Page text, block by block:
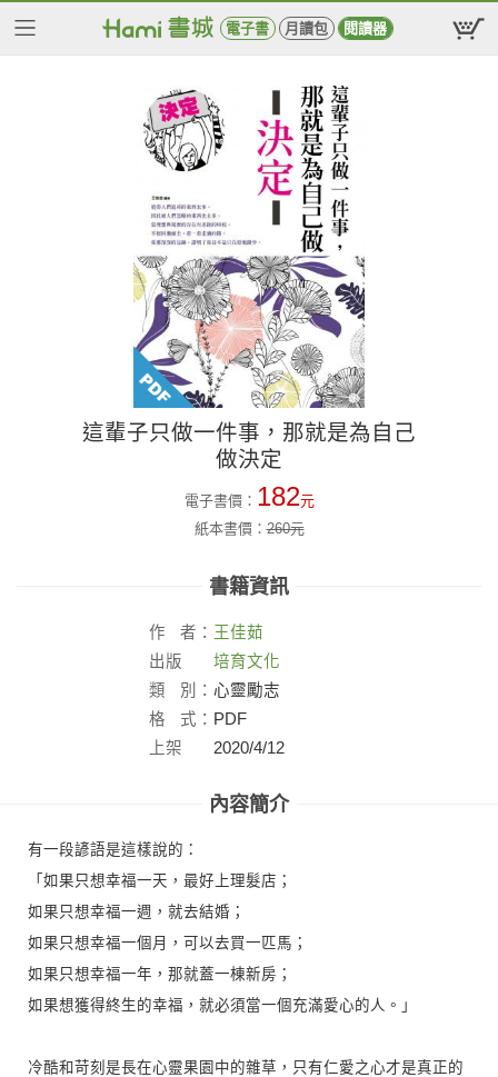
電子書 月讀包 閱讀器
這輩子只做一件事，那就是為自己
做決定
電子書價： 182元
紙本書價：260元
書籍資訊
作 者： 王佳茹
出版
社：
培育文化
類
別： 心靈勵志
格
式： PDF
上架
2020/4/12
內容簡介
有一段諺語是這樣說的：
「如果只想幸福一天，最好上理髮店；
如果只想幸福一週，就去結婚；
如果只想幸福一個月，可以去買一匹馬；
如果只想幸福一年，那就蓋一棟新房；
如果想獲得終生的幸福，就必須當一個充滿愛心的人。」
冷酷和苛刻是長在心靈果園中的雜草，只有仁愛之心才是真正的